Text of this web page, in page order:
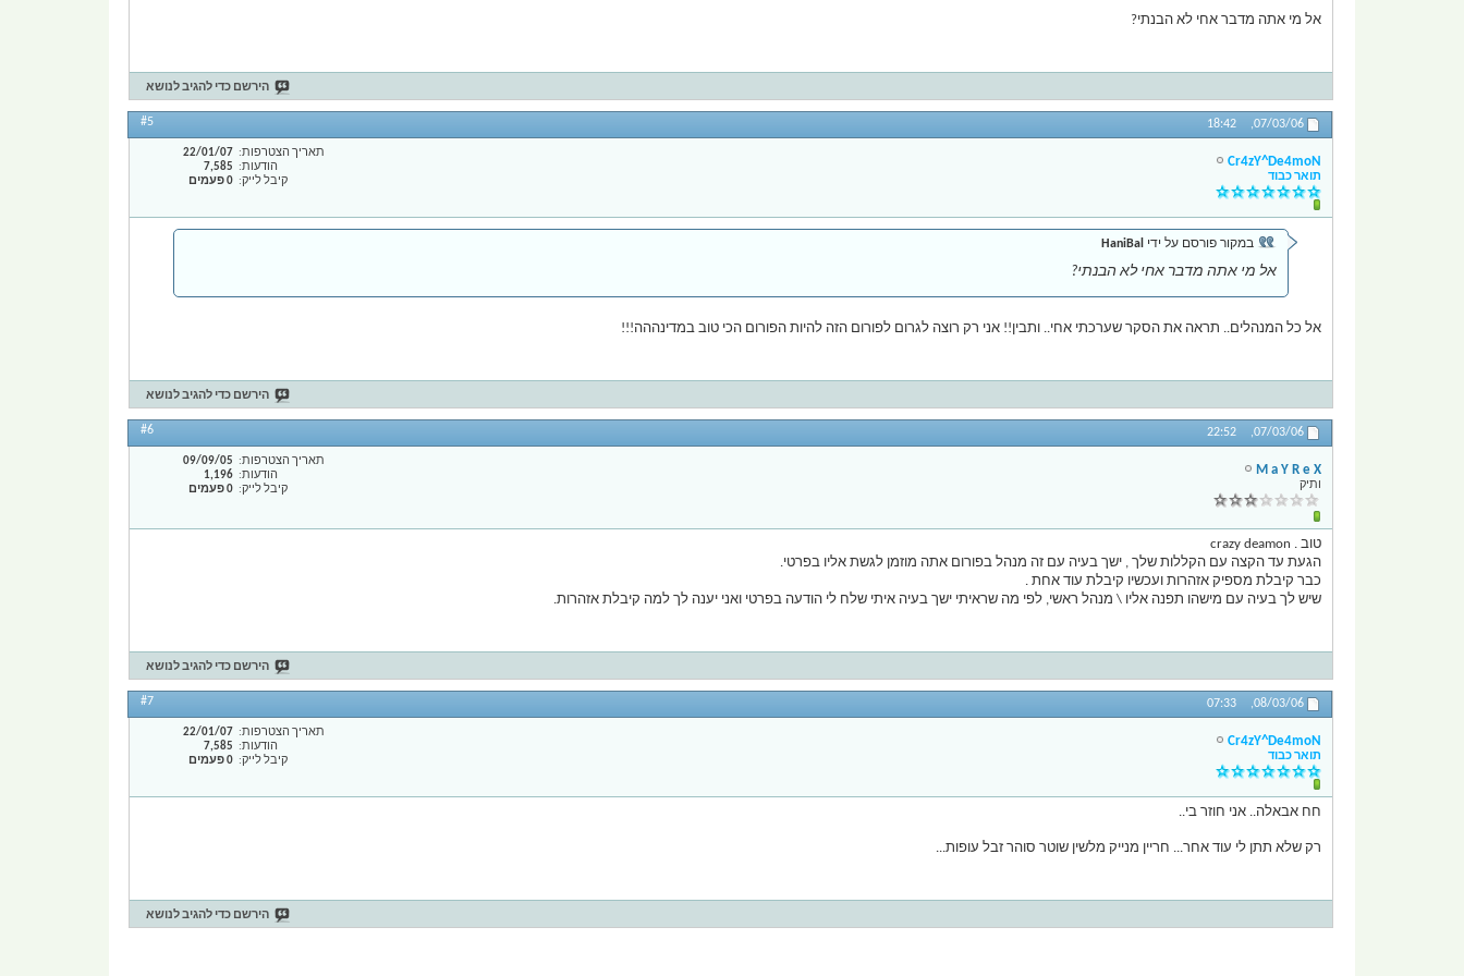
אל מי אתה מדבר אחי לא הבנתי?
הירשם כדי להגיב לנושא
07/03/06,
18:42
#5
Cr4zY^De4moN
תואר כבוד
תאריך הצטרפות
22/01/07
הודעות
7,585
קיבל לייק
0 פעמים
במקור פורסם על ידי HaniBal
אל מי אתה מדבר אחי לא הבנתי?
אל כל המנהלים.. תראה את הסקר שערכתי אחי.. ותבין!! אני רק רוצה לגרום לפורום הזה להיות הפורום הכי טוב במדינההה!!!
הירשם כדי להגיב לנושא
07/03/06,
22:52
#6
M a Y R e X
ותיק
תאריך הצטרפות
09/09/05
הודעות
1,196
קיבל לייק
0 פעמים
טוב . crazy deamon
הגעת עד הקצה עם הקללות שלך , ישך בעיה עם זה מנהל בפורום אתה מוזמן לגשת אליו בפרטי.
כבר קיבלת מספיק אזהרות ועכשיו קיבלת עוד אחת .
שיש לך בעיה עם מישהו תפנה אליו \ מנהל ראשי, לפי מה שראיתי ישך בעיה איתי שלח לי הודעה בפרטי ואני יענה לך למה קיבלת אזהרות.
הירשם כדי להגיב לנושא
08/03/06,
07:33
#7
Cr4zY^De4moN
תואר כבוד
תאריך הצטרפות
22/01/07
הודעות
7,585
קיבל לייק
0 פעמים
חח אבאלה.. אני חוזר בי..
רק שלא תתן לי עוד אחר... חריין מנייק מלשין שוטר סוהר זבל עופות...
הירשם כדי להגיב לנושא